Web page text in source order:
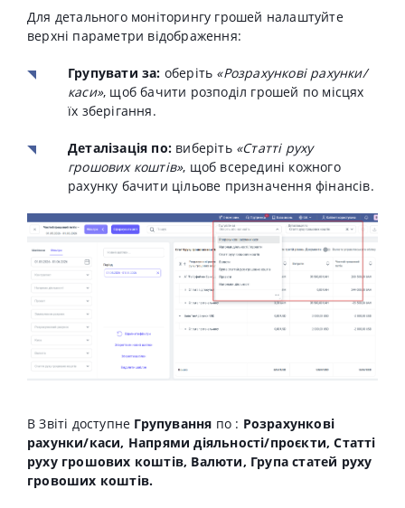
Для детального моніторингу грошей налаштуйте
верхні параметри відображення:
Групувати за: оберіть «Розрахункові рахунки/
каси», щоб бачити розподіл грошей по місцях
їх зберігання.
Деталізація по: виберіть «Статті руху
грошових коштів», щоб всередині кожного
рахунку бачити цільове призначення фінансів.
В Звіті доступне Групування по : Розрахункові
рахунки/каси, Напрями діяльності/проєкти, Статті
руху грошових коштів, Валюти, Група статей руху
гровоших коштів.